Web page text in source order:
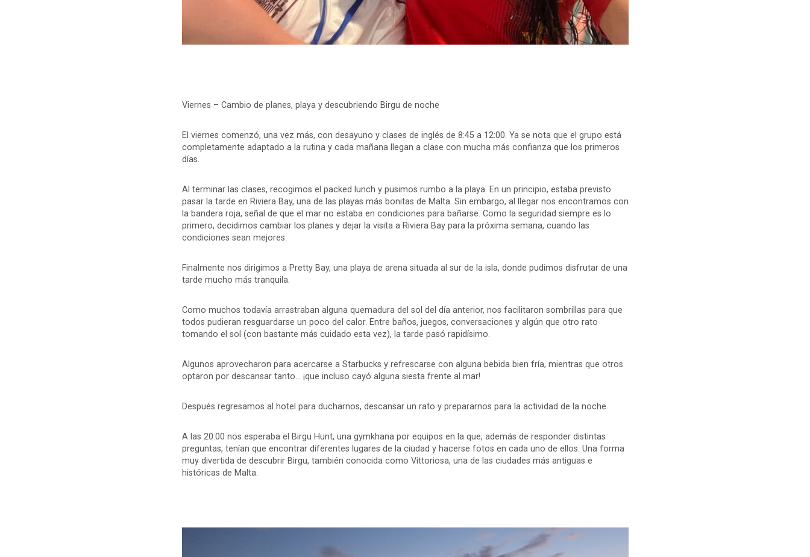
Viernes – Cambio de planes, playa y descubriendo Birgu de noche
El viernes comenzó, una vez más, con desayuno y clases de inglés de 8:45 a 12:00. Ya se nota que el grupo está
completamente adaptado a la rutina y cada mañana llegan a clase con mucha más confianza que los primeros
días.
Al terminar las clases, recogimos el packed lunch y pusimos rumbo a la playa. En un principio, estaba previsto
pasar la tarde en Riviera Bay, una de las playas más bonitas de Malta. Sin embargo, al llegar nos encontramos con
la bandera roja, señal de que el mar no estaba en condiciones para bañarse. Como la seguridad siempre es lo
primero, decidimos cambiar los planes y dejar la visita a Riviera Bay para la próxima semana, cuando las
condiciones sean mejores.
Finalmente nos dirigimos a Pretty Bay, una playa de arena situada al sur de la isla, donde pudimos disfrutar de una
tarde mucho más tranquila.
Como muchos todavía arrastraban alguna quemadura del sol del día anterior, nos facilitaron sombrillas para que
todos pudieran resguardarse un poco del calor. Entre baños, juegos, conversaciones y algún que otro rato
tomando el sol (con bastante más cuidado esta vez), la tarde pasó rapidísimo.
Algunos aprovecharon para acercarse a Starbucks y refrescarse con alguna bebida bien fría, mientras que otros
optaron por descansar tanto... ¡que incluso cayó alguna siesta frente al mar!
Después regresamos al hotel para ducharnos, descansar un rato y prepararnos para la actividad de la noche.
A las 20:00 nos esperaba el Birgu Hunt, una gymkhana por equipos en la que, además de responder distintas
preguntas, tenían que encontrar diferentes lugares de la ciudad y hacerse fotos en cada uno de ellos. Una forma
muy divertida de descubrir Birgu, también conocida como Vittoriosa, una de las ciudades más antiguas e
históricas de Malta.